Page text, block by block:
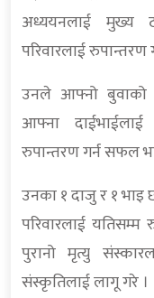
अध्ययनलाई मुख्य
परिवारलाई
उनले आफ्नो बुवाको
आफ्ना दाईभाईलाई
रुपान्तरण गर्न सफल
उनका १ दाजु र १
परिवारलाई
पुरानो मृत्यु
संस्कृतिलाई लागू गरे ।